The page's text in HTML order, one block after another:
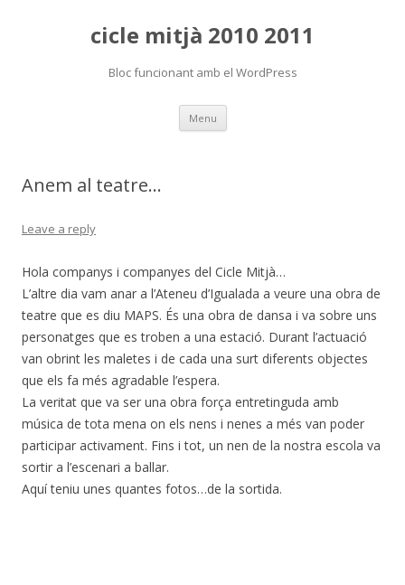
cicle mitjà 2010 2011
Bloc funcionant amb el WordPress
Menu Skip
content
Anem al teatre…
Leave a reply
Hola companys i companyes del Cicle Mitjà…
L’altre dia vam anar a l’Ateneu d’Igualada a veure una obra de
teatre que es diu MAPS. És una obra de dansa i va sobre uns
personatges que es troben a una estació. Durant l’actuació
van obrint les maletes i de cada una surt diferents objectes
que els fa més agradable l’espera.
La veritat que va ser una obra força entretinguda amb
música de tota mena on els nens i nenes a més van poder
participar activament. Fins i tot, un nen de la nostra escola va
sortir a l’escenari a ballar.
Aquí teniu unes quantes fotos…de la sortida.